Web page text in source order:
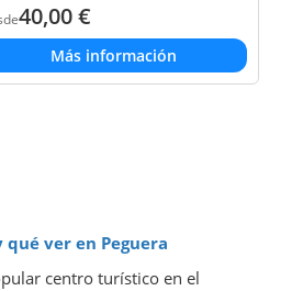
40,00€
Más información
qué ver en Peguera
centro turístico en el